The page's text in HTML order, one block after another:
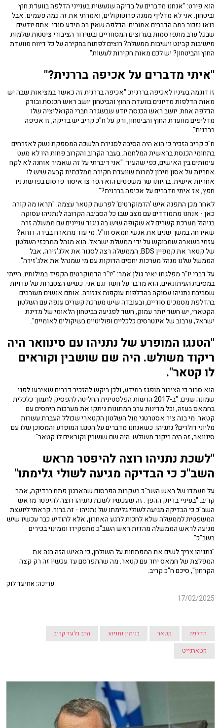
הוא פירט: "אנחנו מדברים על בדיקה שנעשית בענייני הדלפה בוועדת חוץ
וביטחון. אני לא מדליף ממנה פרוטוקולים, ואמרתי את זה כמה פעמים. אבל
בואו נזכור במה הדברים אמורים: הדלפה שאין בה מידע סודי. אתם יודעים
שבכל ערב מתפרסמות בערוצים המסחריים ובשידור הציבורי ציטטות שלמות
מישיבות קבינט וישיבות ממשלה? רוצים לפתוח בחקירה על כל דיווח מוועדת
החוץ והביטחון? יש לכם מאות חקירות לעשות".
"איתי מדברים על אכיפה בררנית?"
זו דוגמה בעיניו לאכיפה בררנית: "אכיפה בררנית זה כאשר במציאות שבה יש
מאות הדלפות מדיונים בוועדת החוץ והביטחון יושב ראש הכנסת ובודק
הדלפה אחת. יושב ראש הכנסת יודע שבשגרה חברי הקואליציה שלו
מדליפים מוועדת החוץ והביטחון, ורק על ח"כ קריב יש בדיקה, זו אכיפה
בררנית".
ח"כ קריב הזכיר כי הוא היה הסיבה לסגירת הלשכה המספקת נשק לאזרחים
בתחומי הכנסת בראשית המלחמה. בעבר הקרוב והקרוב פחות היו לא מעט
עימותים בין האישים, כפי שהעיד: "אני דיברתי על זה שאמיר אוחנה לא לקח
אחריות על אסון מירון למרות שוועדת חקירה ממלכתית קבעה שיש לו
אחריות אישית. בהיותו שר משפטים הוא הפר צו איסור פרסום בפרשת ניר
חפץ, אז איתי מדברים על אכיפה בררנית?".
לאחר מכן התפנה איש 'הדמוקרטים' לפרשת קטאר עצמה: "תראו מה קורה
כאן - אנחנו מתמודדים עם מצב שבו כל הסביבה הקרובה לנתניהו עסוקה
בניהול מערכת קשרים לא שקופה שיש בה ניגוד עניינים עם ממשלה זרה
שאירחה במשך שנים את אנשי חמאס חו"ל. מי עוד מתארח בבירה דוחא?
עזמי בשארה שמבוקש על ידי ממשלת ישראל. הוא מנהל ממרכזי השלטון
של קטאר את קמפיין BDS. הממשלה רצה לסגור את אלג'זירה, אבל
הממשל שלנו מנהל מערכות יחסים הדוקות עם מי שמנהל את אלג'זירה".
על דברי יו"ר מפלגתו יאיר גולן אמר: "יו"ר הדמוקרטים הקפיד במילותיו. הייתי
במסיבת העיתונאים, הוא מדבר על חשד וגם אני. כשיש הצטברות של עדויות
שסביבת נתניהו עסוקה בהדלפות עוקפות צנזורה. אותם אנשים מעורבים
בהדלפת מסמכים סודיים, ובעובדה שיש מערכת קשרים ענפה עם השלטון
הקטארי, יש חשד יותר עמוק, חשד לפגיעה בביטחון הלאומי של מדינת
ישראל, ערבוב של אינטרסים כלכליים ופוליטיים בשיקולים לאומיים".
"הטנגו המופרע של נתניהו עם סינוואר היה
ריקוד משולש. היה שם שושבין וקוראים
לו קטאר".
הוא סבור כי הציבור מופגז במידע, ולכן ביקש להזכיר דברים שאירעו לפני
שמונה שנים: "ב-2017 הרשות הפלסטינית החליטה להפסיק לתמוך כלכלית
בחמאס בעזה, וכל מדינות ערב המתונות ניתקו את מערכות היחסים עם
קטאר. מי בנה ציר אסטרטגי מול השלטון הקטארי שכולל העברת עשרות
מליוני דולרים? נתניהו. כשאנחנו מדברים על הטנגו המופרע והמסוכן שלו עם
סינוואר, זה היה ריקוד משולש. היה שם שושבין וקוראים לו קטאר".
"לשכת נתניהו רוצה להיפטר מראש
השב"כ כי הבדיקה מגיעה לשולי גלימתו"
על מעמדו של ראש השב"כ בעקבות הפרסום שהארגון פתח בבדיקה, אמר
קריב: "בעיניי בדיוק ההפך. זה שעכשיו לשכת נתניהו רוצה להיפטר מראש
השב"כ כי הבדיקה מגיעה לשולי גלימתו של נתניהו - זה ברור. קראתי ליועצת
המשפטית לממשלה שלא לחכות לרגע האחרון, אלא להודיע כבר עכשיו שיש
מניעה לראש הממשלה מהזזת ראש השב"כ מתפקידו וממינוי בכירים
בשב"כ".
"נתניהו צריך לשים את המפתחות על השולחן, כי האיש הזה בנה את
המפלצת של חמאס יחד עם קטאר. מה שהתפרסם עד עכשיו זה רק קצה
הקרחון", סיכם ח"כ קריב.
עריכה: אחיעד לוק
17/02/2025
הדלפה קטאר בנימין נתניהו
הרב גלעד קריב
קטארגייט